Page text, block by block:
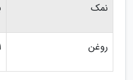
نمک
روغن 1